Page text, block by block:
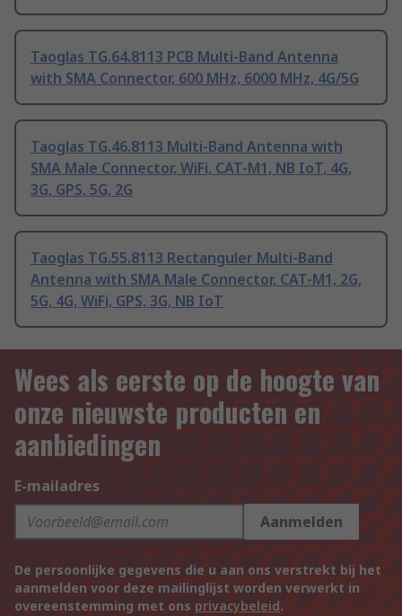
Taoglas TG.64.8113 PCB Multi-Band Antenna
with SMA Connector, 600 MHz, 6000 MHz, 4G/5G
Taoglas TG.46.8113 Multi-Band Antenna with
SMA Male Connector, WiFi, CAT-M1, NB IoT, 4G,
3G, GPS, 5G, 2G
Taoglas TG.55.8113 Rectanguler Multi-Band
Antenna with SMA Male Connector, CAT-M1, 2G,
5G, 4G, WiFi, GPS, 3G, NB IoT
Wees als eerste op de hoogte van
onze nieuwste producten en
aanbiedingen
E-mailadres
Aanmelden
De persoonlijke gegevens die u aan ons verstrekt bij het
aanmelden voor deze mailinglijst worden verwerkt in
overeenstemming met ons privacybeleid.